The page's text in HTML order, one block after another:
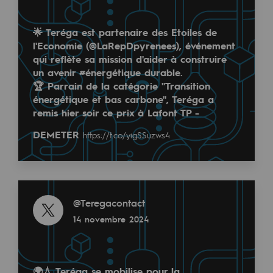
Territorial
Engagements auprès des territoires
Social
Social
Notre investissement dans les
Inclusion
QVCT
Sécurité
Sécurité
PARI 2035, le programme de sécurité
🌟 Teréga est partenaire des Etoiles de
l'Economie (@LaRepDpyrenees), événement
qui reflète sa mission d'aider à construire
un avenir #énergétique durable.
🏆 Parrain de la catégorie "Transition
énergétique et bas carbone", Teréga a
remis hier soir ce prix à Lafont TP -
DEMETER https://t.co/yigSSuzws4
@Teregacontact
14 novembre 2024